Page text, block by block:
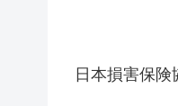
日本損害保